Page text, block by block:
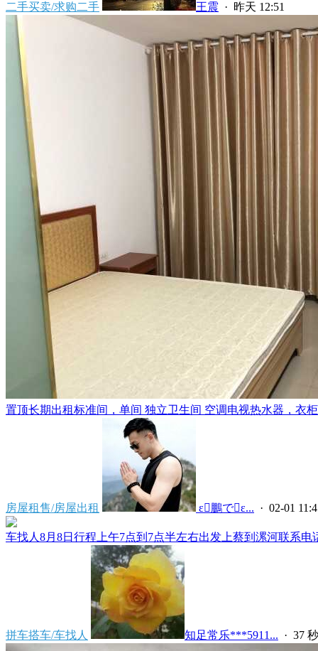
二手买卖/求购二手 王震 · 昨天 12:51
置顶长期出租标准间，单间 独立卫生间 空调电视热水器，衣
房屋租售/房屋出租  ε鵬でε... · 02-01
车找人8月8日行程上午7点到7点半左右出发上蔡到漯河联系
拼车搭车/车找人 知足常乐***5911... · 37